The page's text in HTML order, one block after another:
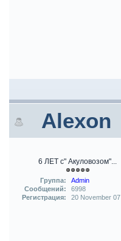
Alexon
6 ЛЕТ с" Акуловозом"...
Группа:
Admin
Сообщений:
6998
Регистрация:
20 November 07